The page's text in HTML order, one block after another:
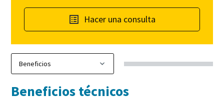
Hacer una consulta
Beneficios técnicos